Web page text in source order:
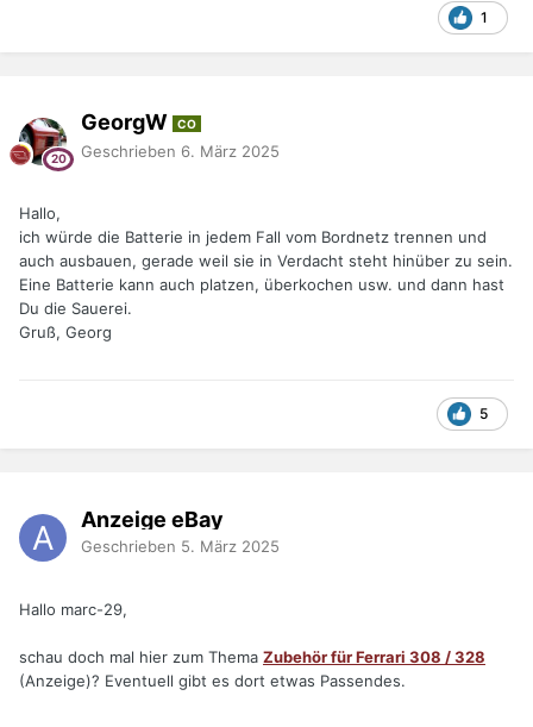
1
GeorgW CO
Geschrieben 6. März 2025
Hallo,
ich würde die Batterie in jedem Fall vom Bordnetz trennen und
auch ausbauen, gerade weil sie in Verdacht steht hinüber zu sein.
Eine Batterie kann auch platzen, überkochen usw. und dann hast
Du die Sauerei.
Gruß, Georg
5
Anzeige eBay
Geschrieben 5. März 2025
Hallo marc-29,
schau doch mal hier zum Thema Zubehör für Ferrari 308 / 328
(Anzeige)? Eventuell gibt es dort etwas Passendes.